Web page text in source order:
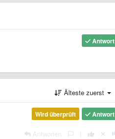
Antwort
Älteste zuerst
Antwort
Wird überprüft
Antworten